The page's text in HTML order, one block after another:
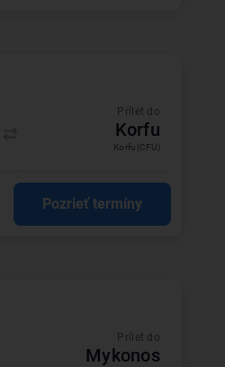
Prílet do
Korfu
Korfu (CFU)
Pozrieť termíny
Prílet do
Mykonos